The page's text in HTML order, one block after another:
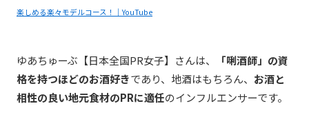
楽しめる楽々モデルコース！｜YouTube
ゆあちゅーぶ【日本全国PR女子】さんは、
「唎酒師」の資
格を持つほどのお酒好きであり、地酒はもちろん、 お酒と
相性の良い地元食材のPRに適任のインフルエンサーです。